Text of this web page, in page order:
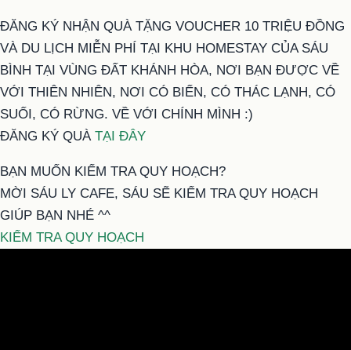
ĐĂNG KÝ NHẬN QUÀ TẶNG VOUCHER 10 TRIỆU ĐỒNG
VÀ DU LỊCH MIỄN PHÍ TẠI KHU HOMESTAY CỦA SÁU
BÌNH TẠI VÙNG ĐẤT KHÁNH HÒA, NƠI BẠN ĐƯỢC VỀ
VỚI THIÊN NHIÊN, NƠI CÓ BIỂN, CÓ THÁC LẠNH, CÓ
SUỐI, CÓ RỪNG. VỀ VỚI CHÍNH MÌNH :)
ĐĂNG KÝ QUÀ TẠI ĐÂY
BẠN MUỐN KIỂM TRA QUY HOẠCH?
MỜI SÁU LY CAFE, SÁU SẼ KIỂM TRA QUY HOẠCH
GIÚP BẠN NHÉ ^^
KIỂM TRA QUY HOẠCH